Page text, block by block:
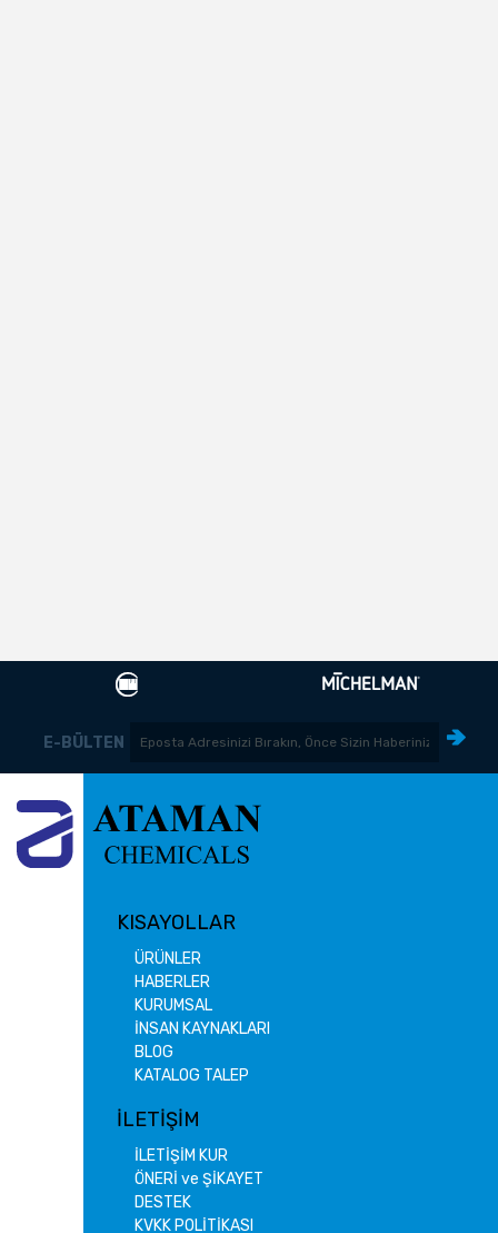
E-BÜLTEN
KISAYOLLAR
ÜRÜNLER
HABERLER
KURUMSAL
İNSAN KAYNAKLARI
BLOG
KATALOG TALEP
İLETİŞİM
İLETİŞİM KUR
ÖNERİ ve ŞİKAYET
DESTEK
KVKK POLİTİKASI